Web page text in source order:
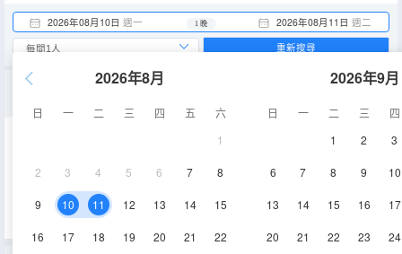
2026年08月10日 週一 2026年08月11日 週二
1 晚
2026年8月
日 一 二 三 四 五
六
1
2 3 4 5 6 7 8
9 10 11 12 13 14 15
16 17 18 19 20 21 22
2026年9月
日 一 二 三
四
1
2 3
6 7 8 9 10
13 14 15 16 17
20 21 22 23 24
重新搜尋
25-30㎡ 空調